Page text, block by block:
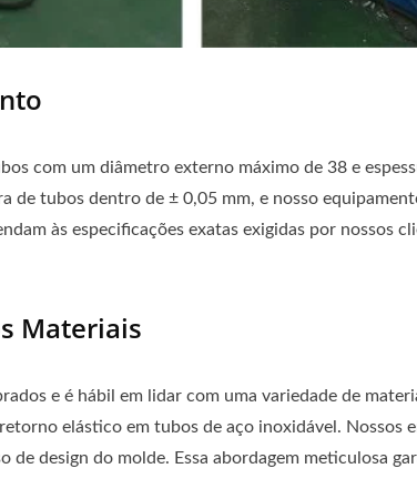
com um diâmetro externo máximo de 38 e
de tubos dentro de ± 0,05 mm, e nosso
às especificações exatas exigidas por nossos
Materiais
e é hábil em lidar com uma variedade de
elástico em tubos de aço inoxidável. Nossos
design do molde. Essa abordagem meticulosa